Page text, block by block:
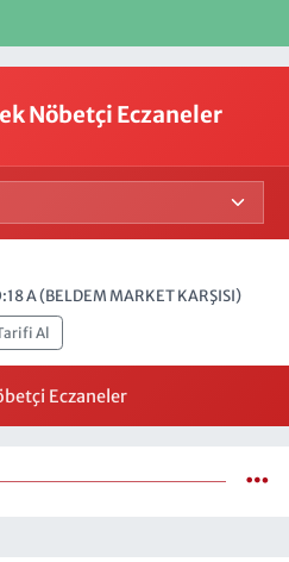
Nöbetçi Eczaneler
A (BELDEM MARKET KARŞISI)
Al
Eczaneler